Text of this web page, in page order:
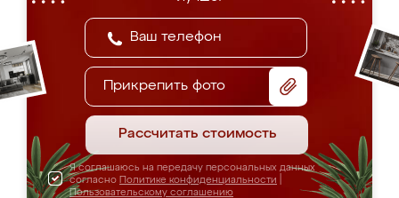
Прикрепить фото
Рассчитать стоимость
Я соглашаюсь на передачу персональных данных
согласно Политике конфиденциальности
Пользовательскому соглашению